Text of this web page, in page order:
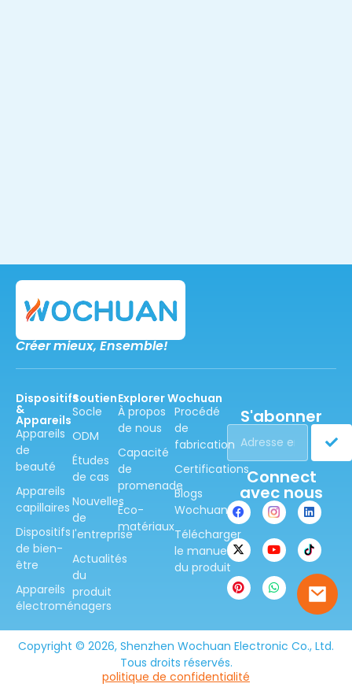
Créer mieux,Ensemble!
Dispositifs
&
Appareils
Appareils
de
beauté
Appareils
capillaires
Dispositifs
de bien-
être
Appareils
électroménagers
Soutien
Socle
ODM
Études
de cas
Nouvelles
de
l'entreprise
Actualités
du
produit
Explorer Wochuan
À propos
de nous
Capacité
de
promenade
Éco-
matériaux
Procédé
de
fabrication
Certifications
Blogs
Wochuan
Télécharger
le manuel
du produit
S'abonner
Connect
avec nous
Copyright © 2026, Shenzhen Wochuan Electronic Co., Ltd.
Tous droits réservés.
politique de confidentialité